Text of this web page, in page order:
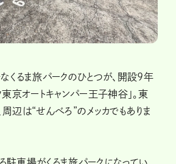
くるま旅パークのひとつが、開設9年
東京オートキャンパー王子神谷」。東
辺は“せんべろ”のメッカでもありま
車場がくるま旅パークになってい